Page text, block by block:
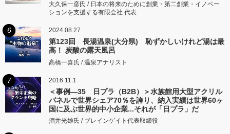
大久保一彦氏 / 日本の将来のために創業・第二創業・イノベー
ションを支援する有限会社 代表
6 2024.08.27
第123回 長湯温泉(大分県) 恥ずかしいけれど湯は最
高！ 炭酸の露天風呂
高橋一喜氏 / 温泉アナリスト
7 2016.11.1
＜事例―35 日プラ（B2B）＞水族館用大型アクリル
パネルで世界シェア70％を誇り、納入実績は世界60ヶ
国に及ぶ世界的中小企業...それが「日プラ」だ
酒井光雄氏 / ブレインゲイト代表取締役